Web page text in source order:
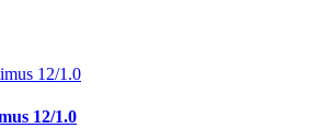
12/1.0